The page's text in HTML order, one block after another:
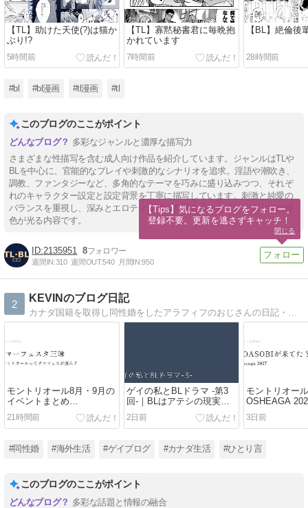
【TL】助けた天使(?)は猫か
ぶり!?
5時間前
【TL】寡黙秘書君に毎晩抱
かれています
7時間前
【BL】絶倫後
28時間前
#bl #bl漫画 #tl漫画 #tl
このブログのここがポイント
多彩なジャンルと濃厚な描写力
さまざまな性描写を含む成人向け作品を紹介しています。ジャンルはTLや
BLを中心に、官能的なプレイや刺激的なシナリオを追求。淫語や潮吹き、
調教、ファンタジーなど、多角的なテーマを巧みに盛り込みつつ、それぞ
れのキャラクター設定と設定背景を丁寧に描写しています。刺激と純愛の
バランスを重視し、深みとエロティシズムを融合させたラインナップの特
色が光る内容です。
2135951 8
週間IN:310 週間OUT:540 月間IN:950
2
KEVINのブログ日記
モントリオール8月・9月の
イベントまとめ
2026|Osheaga後も見逃せな
いフェス5選
21時間前
ゲイの私とBLドラマ -第3
回-｜BLはアテシの現実逃
避なのか
2日前
モントリオー
OSHEAGA
YOASOBIが
ばよかったかも
3日前
#同性婚 #海外生活 #ゲイブログ #カナダ生活 #ひとり言
このブログのここがポイント
多彩な話題と情報の融合
【Tips】気になるブログをフォロー。
登録不要。更新を逃さずキャッチ！
閉じる